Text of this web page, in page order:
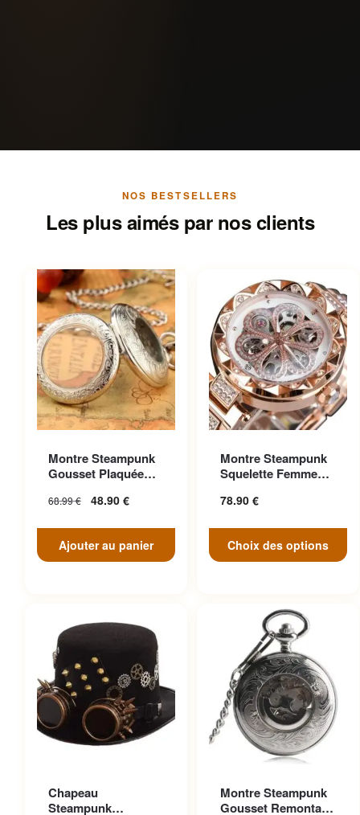
NOS BESTSELLERS
Les plus aimés par nos clients
Montre Steampunk
Gousset Plaquée
68.99€ 48.90 €
Ajouter au panier
Montre Steampunk
Squelette Femme
78.90 €
Choix des options
variations. Les options
peuvent être choisies sur la
page du produit
Chapeau
Steampunk
variations. Les options
Montre Steampunk
Gousset Remontage